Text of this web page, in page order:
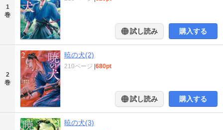
1
巻
試し読み 購入する
2
巻
暁の犬(2)
210ページ 680pt
試し読み 購入する
暁の犬(3)